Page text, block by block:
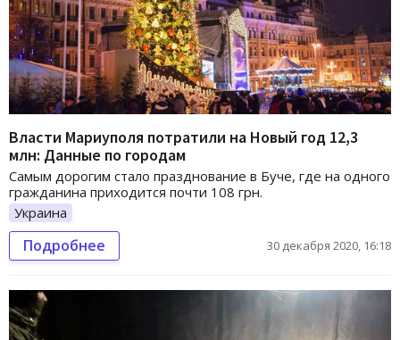
Власти Мариуполя потратили на Новый год 12,3
млн: Данные по городам
Самым дорогим стало празднование в Буче, где на одного
гражданина приходится почти 108 грн.
Украина
Подробнее 30 декабря 2020, 16:18